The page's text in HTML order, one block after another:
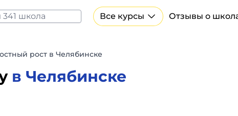
Все курсы Отзывы о
рост в Челябинске
в Челябинске
по нейросетям